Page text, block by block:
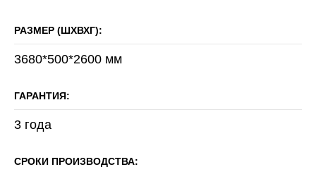
РАЗМЕР (ШХВХГ):
3680*500*2600 мм
ГАРАНТИЯ:
3 года
СРОКИ ПРОИЗВОДСТВА: